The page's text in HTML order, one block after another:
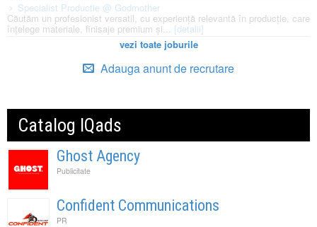
Specialist Productie @ Godmother
Căutăm un profesionist versatil, cu experiență relevantă în producție, care
înțelege materiale, finisaje premium și... [detalii]
vezi toate joburile
Adauga anunt de recrutare
Catalog IQads
Ghost Agency
Publicitate
Confident Communications
PR